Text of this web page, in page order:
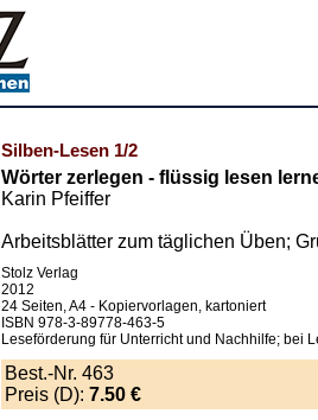
Silben-Lesen 1/2
Wörter zerlegen - flüssig lesen
Karin Pfeiffer
Arbeitsblätter zum täglichen Üben;
Stolz Verlag
2012
24 Seiten, A4 - Kopiervorlagen, kartoniert
ISBN 978-3-89778-463-5
Leseförderung für Unterricht und Nachhilfe; bei
Best.-Nr. 463
Preis (D): 7.50 €